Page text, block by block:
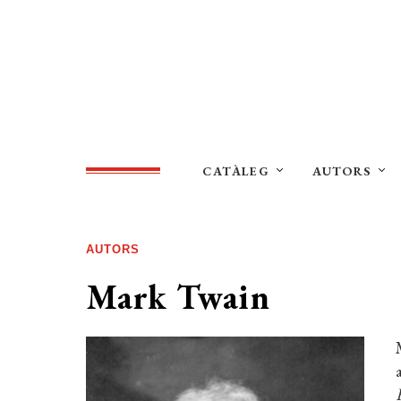
CATÀLEG AUTORS
AUTORS
Mark Twain